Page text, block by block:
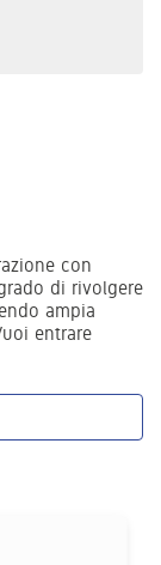
con
di rivolgere
ampia
entrare